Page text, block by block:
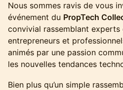
Nous sommes ravis de vous
événement du PropTech
convivial rassemblant experts
entrepreneurs et
animés par une passion
les nouvelles tendances
Bien plus qu’un simple